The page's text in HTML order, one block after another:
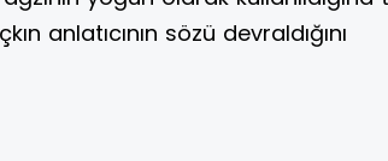
anlatıcının sözü devraldığını